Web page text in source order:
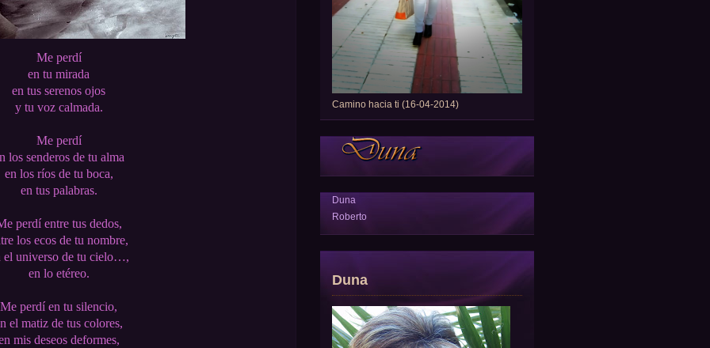
Me perdí
en tu mirada
en tus serenos ojos
y tu voz calmada.
Me perdí
los senderos de tu alma
en los ríos de tu boca,
en tus palabras.
perdí entre tus dedos,
los ecos de tu nombre,
el universo de tu cielo…,
en lo etéreo.
Me perdí en tu silencio,
el matiz de tus colores,
mis deseos deformes,
Camino hacia ti (16-04-2014)
Duna
Roberto
Duna